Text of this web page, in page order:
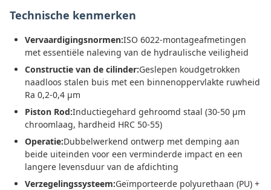
Technische kenmerken
Vervaardigingsnormen:ISO 6022-montageafmetingen
met essentiële naleving van de hydraulische veiligheid
Constructie van de cilinder:Geslepen koudgetrokken
naadloos stalen buis met een binnenoppervlakte ruwheid
Ra 0,2-0,4 μm
Piston Rod:Inductiegehard gehroomd staal (30-50 μm
chroomlaag, hardheid HRC 50-55)
Operatie:Dubbelwerkend ontwerp met demping aan
beide uiteinden voor een verminderde impact en een
langere levensduur van de afdichting
Verzegelingssysteem:Geïmporteerde polyurethaan (PU) +